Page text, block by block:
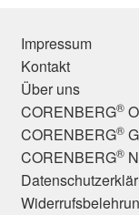
Impressum
Kontakt
Über uns
CORENBERG®
CORENBERG®
CORENBERG®